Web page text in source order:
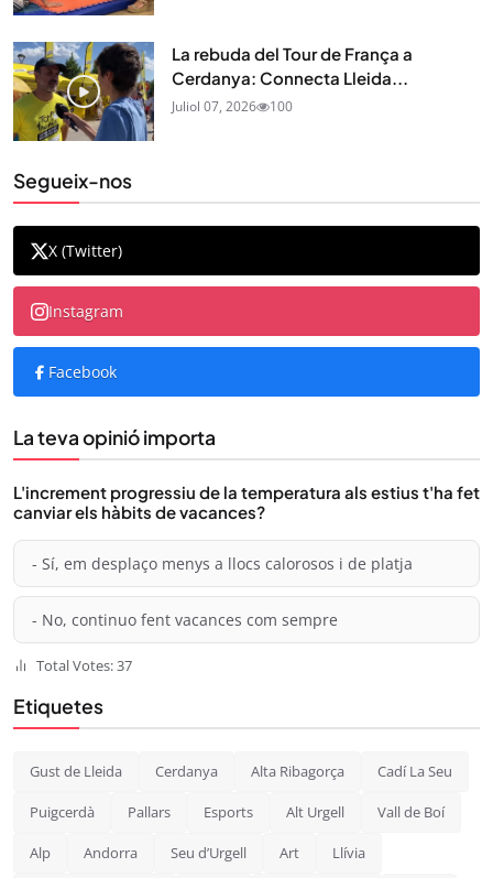
La rebuda del Tour de França a
Cerdanya: Connecta Lleida...
Juliol 07, 2026 100
Segueix-nos
X (Twitter)
Instagram
Facebook
La teva opinió importa
L'increment progressiu de la temperatura als estius t'ha fet
canviar els hàbits de vacances?
- Sí, em desplaço menys a llocs calorosos i de platja
- No, continuo fent vacances com sempre
Total Votes: 37
Etiquetes
Gust de Lleida Cerdanya Alta Ribagorça Cadí La Seu
Puigcerdà Pallars Esports Alt Urgell Vall de Boí
Alp Andorra Seu d’Urgell Art Llívia